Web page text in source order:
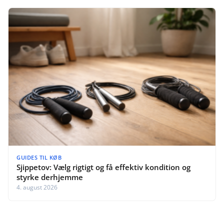
GUIDES TIL KØB
Sjippetov: Vælg rigtigt og få effektiv kondition og
styrke derhjemme
4. august 2026